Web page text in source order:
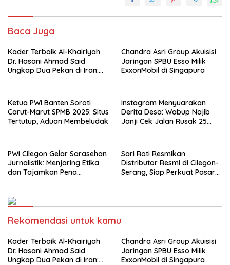
Baca Juga
Kader Terbaik Al-Khairiyah
Dr. Hasani Ahmad Said
Ungkap Dua Pekan di Iran:
Umat
Chandra Asri Group Akuisisi
Jaringan SPBU Esso Milik
ExxonMobil di Singapura
Ketua PWI Banten Soroti
Carut-Marut SPMB 2025: Situs
Tertutup, Aduan Membeludak
Instagram Menyuarakan
Derita Desa: Wabup Najib
Janji Cek Jalan Rusak 25
PWI Cilegon Gelar Sarasehan
Jurnalistik: Menjaring Etika
dan Tajamkan Pena
Sari Roti Resmikan
Distributor Resmi di Cilegon-
Serang, Siap Perkuat Pasar
Rekomendasi untuk kamu
Kader Terbaik Al-Khairiyah
Dr. Hasani Ahmad Said
Ungkap Dua Pekan di Iran:
Chandra Asri Group Akuisisi
Jaringan SPBU Esso Milik
ExxonMobil di Singapura